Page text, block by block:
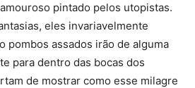
pintado pelos utopistas.
eles invariavelmente
pombos assados irão de alguma
para dentro das bocas dos
de mostrar como esse milagre